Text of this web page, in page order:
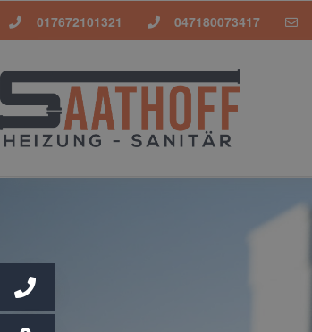
017672101321 047180073417